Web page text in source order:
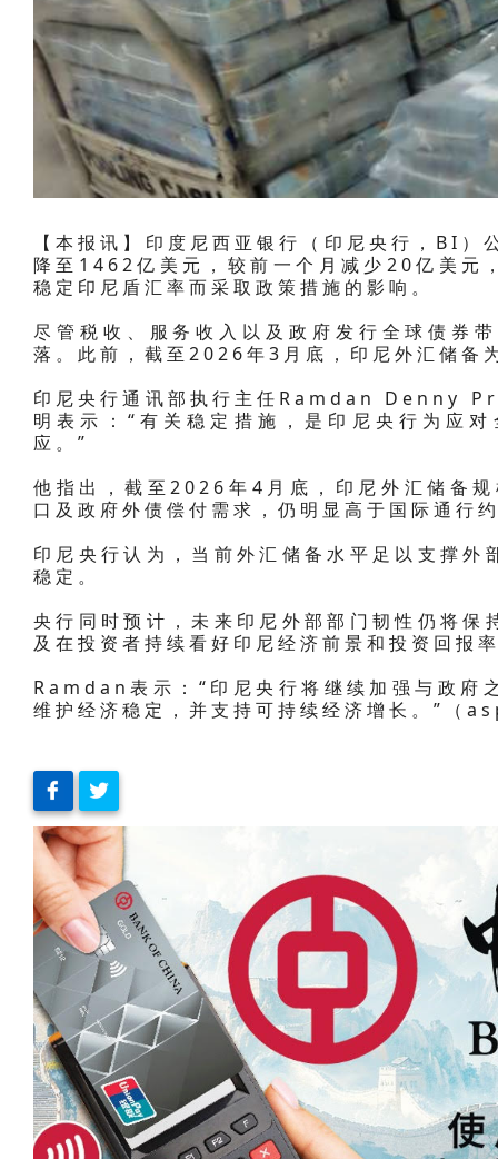
【本报讯】印度尼西亚银行（印尼央行，BI
降至1462亿美元，较前一个月减少20亿美元
稳定印尼盾汇率而采取政策措施的影响。
尽管税收、服务收入以及政府发行全球债券
落。此前，截至2026年3月底，印尼外汇储备
印尼央行通讯部执行主任Ramdan Denny
明表示：“有关稳定措施，是印尼央行为应
应。”
他指出，截至2026年4月底，印尼外汇储备
口及政府外债偿付需求，仍明显高于国际通行
印尼央行认为，当前外汇储备水平足以支撑
稳定。
央行同时预计，未来印尼外部部门韧性仍将
及在投资者持续看好印尼经济前景和投资回报
Ramdan表示：“印尼央行将继续加强与政府
维护经济稳定，并支持可持续经济增长。”（